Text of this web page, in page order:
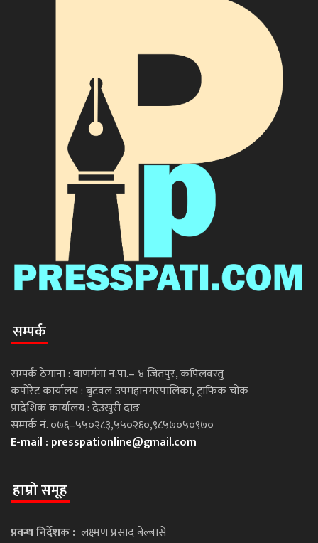
सम्पर्क
सम्पर्क ठेगाना : बाणगंगा न.पा.– ४ जितपुर, कपिलवस्तु
कपोरेट कार्यालय : बुटवल उपमहानगरपालिका, ट्राफिक चोक
प्रादेशिक कार्यालय : देउखुरी दाङ
सम्पर्क नं. ०७६–५५०२८३,५५०२६०,९८५७०५०९७०
E-mail : presspationline@gmail.com
हाम्रो समूह
प्रवन्ध निर्देशक : लक्ष्मण प्रसाद बेल्बासे